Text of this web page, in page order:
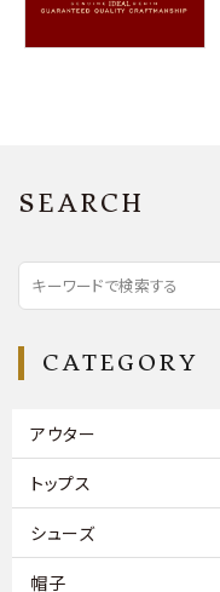
SEARCH
CATEGORY
アウター
トップス
シューズ
帽子